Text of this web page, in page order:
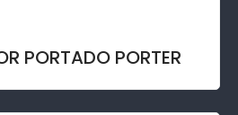
PORTADO PORTER